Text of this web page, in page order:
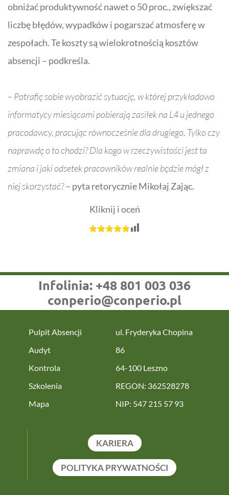
obniżać produktywność nawet o 50 proc., zwiększać
liczbę błędów, wypadków i pogarszać atmosferę w
zespołach. Te koszty są wielokrotnością kosztów
absencji – podkreśla.
– Potrafię sobie wyobrazić sytuację, w której przykładowo
informatycy miesiącami pobierają zasiłek na L4 u jednego
pracodawcy, pracując równocześnie dla drugiego. Tylko czy
naprawdę o to chodzi? Dla kogo w rzeczywistości jest ta
zmiana i jaki odsetek pracowników realnie będzie mógł z
niej skorzystać?– pyta retorycznieMikołaj Zając.
Kliknij i oceń
Infolinia: +48 801 003 036
conperio@conperio.pl
Pulpit Absencji
Audyt
Kontrola
Szkolenia
Mapa
ul. Fryderyka Chopina
86
64-100 Leszno
REGON: 362528278
NIP: 547 215 57 93
KARIERA
POLITYKA PRYWATNOŚCI